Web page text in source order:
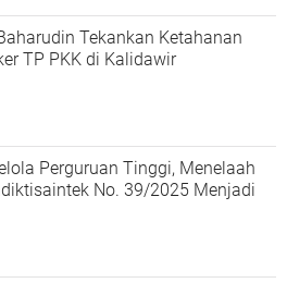
Tekankan Ketahanan
TP PKK di Kalidawir
Perguruan Tinggi, Menelaah
No. 39/2025 Menjadi